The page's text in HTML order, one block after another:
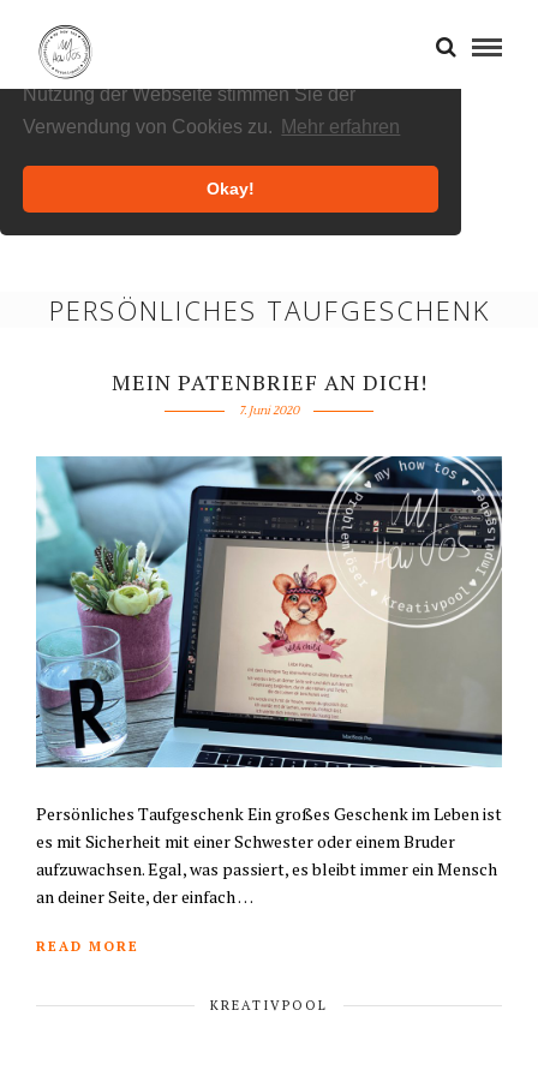
Cookies helfen uns bei der Bereitstellung
unserer Inhalte und Dienste. Durch die weitere
Nutzung der Webseite stimmen Sie der
Verwendung von Cookies zu.
Mehr erfahren
Okay!
PERSÖNLICHES TAUFGESCHENK
MEIN PATENBRIEF AN DICH!
7. Juni 2020
Persönliches Taufgeschenk Ein großes Geschenk im Leben ist
es mit Sicherheit mit einer Schwester oder einem Bruder
aufzuwachsen. Egal, was passiert, es bleibt immer ein Mensch
an deiner Seite, der einfach …
READ MORE
KREATIVPOOL